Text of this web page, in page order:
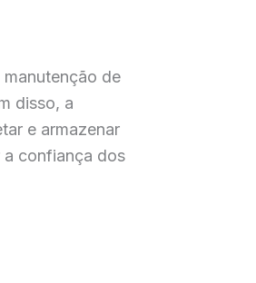
de
disso, a
e armazenar
a confiança dos